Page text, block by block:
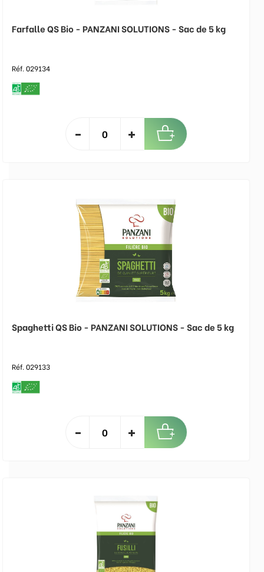
Farfalle QS Bio - PANZANI SOLUTIONS - Sac de 5 kg
Réf. 029134
Spaghetti QS Bio - PANZANI SOLUTIONS - Sac de 5 kg
Réf. 029133